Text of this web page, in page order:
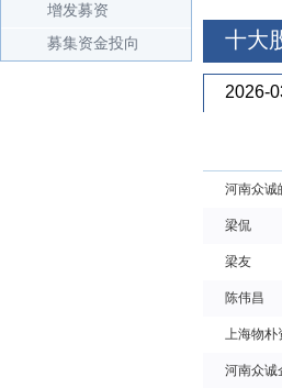
增发募资
募集资金投向
十大
2026-
河南众诚
梁侃
梁友
陈伟昌
上海物朴
河南众诚